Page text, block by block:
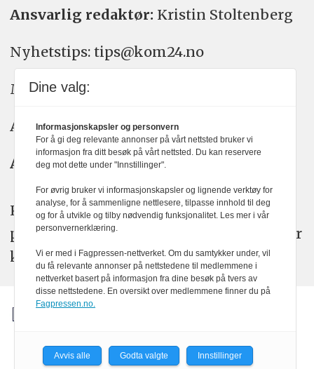
Ansvarlig redaktør: Kristin Stoltenberg
Nyhetstips: tips@kom24.no
Meninger: meninger@kom24.no
Annonse: annonse@watchmedia.no
Abonnement:kom24@watchmedia.no
KOM24 arbeider etter Vær Varsom-
plakatens regler for god presseskikk. Her
kan du lese mer omPFUsarbeid.
Dine valg:
Informasjonskapsler og personvern
For å gi deg relevante annonser på vårt nettsted bruker vi
informasjon fra ditt besøk på vårt nettsted. Du kan reservere
deg mot dette under "Innstillinger".
For øvrig bruker vi informasjonskapsler og lignende verktøy for
analyse, for å sammenligne nettlesere, tilpasse innhold til deg
og for å utvikle og tilby nødvendig funksjonalitet. Les mer i vår
personvernerklæring.
Vi er med i Fagpressen-nettverket. Om du samtykker under, vil
du få relevante annonser på nettstedene til medlemmene i
nettverket basert på informasjon fra dine besøk på tvers av
disse nettstedene. En oversikt over medlemmene finner du på
Fagpressen.no.
Avvis alle Godta valgte Innstillinger